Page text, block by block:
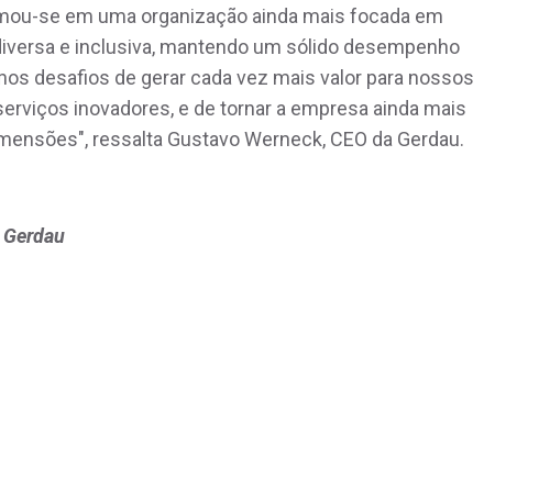
se em uma organização ainda mais focada em
e inclusiva, mantendo um sólido desempenho
desafios de gerar cada vez mais valor para nossos
inovadores, e de tornar a empresa ainda mais
ressalta Gustavo Werneck, CEO da Gerdau.